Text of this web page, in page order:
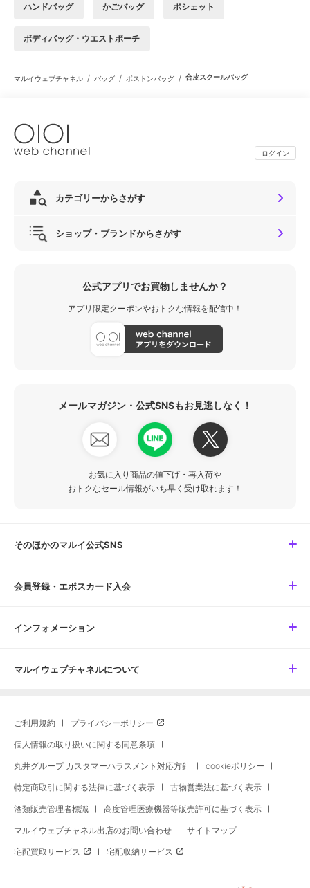
ハンドバッグ かごバッグ ポシェット
ボディバッグ・ウエストポーチ
マルイウェブチャネル / バッグ / ボストンバッグ / 合皮スクールバッグ
ログイン
カテゴリーからさがす
ショップ・ブランドからさがす
公式アプリでお買物しませんか？
アプリ限定クーポンやおトクな情報を配信中！
メールマガジン・公式SNSもお見逃しなく！
お気に入り商品の値下げ・再入荷や
おトクなセール情報がいち早く受け取れます！
そのほかのマルイ公式SNS
会員登録・エポスカード入会
インフォメーション
マルイウェブチャネルについて
ご利用規約 プライバシーポリシー
個人情報の取り扱いに関する同意条項
丸井グループ カスタマーハラスメント対応方針 cookieポリシー
特定商取引に関する法律に基づく表示 古物営業法に基づく表示
酒類販売管理者標識 高度管理医療機器等販売許可に基づく表示
マルイウェブチャネル出店のお問い合わせ サイトマップ
宅配買取サービス 宅配収納サービス